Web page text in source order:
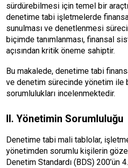
sürdürebilmesi için temel bir
denetime tabi işletmelerde
sunulması ve denetlenmesi
biçimde tanımlanması, finansal
açısından kritik öneme sahiptir.
Bu makalede, denetime tabi
ve denetim sürecinde yönetim ile
sorumlulukları incelenmektedir.
II. Yönetimin Sorumluluğu
Denetime tabi mali tablolar,
yönetimden sorumlu kişilerin
Denetim Standardı (BDS) 200’ün